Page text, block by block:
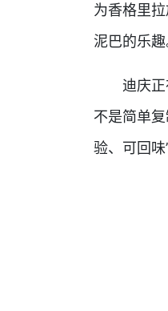
为香格里
泥巴的乐趣
迪庆
不是简单
验、可回味